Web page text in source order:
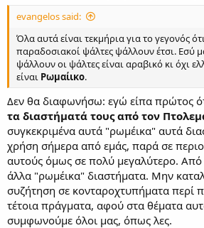
evangelos said:
Όλα αυτά είναι τεκμήρια για το γεγονός
παραδοσιακοί ψάλτες ψάλλουν έτσι. Εσύ
ψάλλουν οι ψάλτες είναι αραβικό κι όχι
είναι Ρωμαίικο.
Δεν θα διαφωνήσω: εγώ είπα πρώτος
τα διαστήματά τους από τον
συγκεκριμένα αυτά "ρωμέικα" αυτά
χρήση σήμερα από εμάς, παρά σε
αυτούς όμως σε πολύ μεγαλύτερο. Από
άλλα "ρωμέικα" διαστήματα. Μην
συζήτηση σε κονταροχτυπήματα περί
τέτοια πράγματα, αφού στα θέματα
συμφωνούμε όλοι μας, όπως λες.